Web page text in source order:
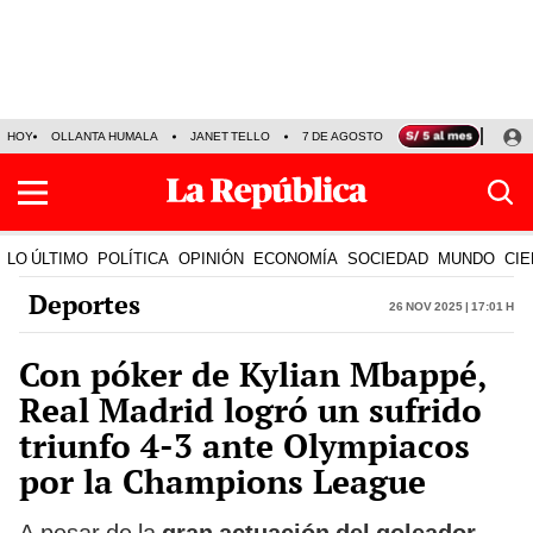
HOY OLLANTA HUMALA JANET TELLO 7 DE AGOSTO TINKA RESULTADOS
LO ÚLTIMO POLÍTICA OPINIÓN ECONOMÍA SOCIEDAD MUNDO
Deportes 26 Nov 2025 | 17:01 h
Con póker de Kylian Mbappé,
Real Madrid logró un sufrido
triunfo 4-3 ante Olympiacos
por la Champions League